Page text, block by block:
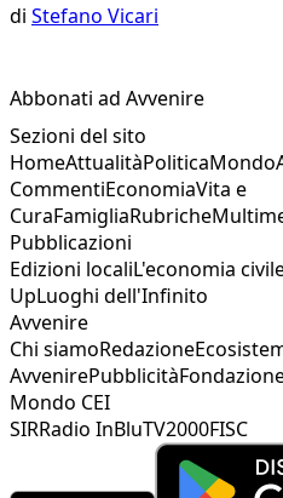
di Stefano Vicari
Abbonati ad Avvenire
Sezioni del sito
HomeAttualitàPoliticaMondo
CommentiEconomiaVita e
CuraFamigliaRubriche
Pubblicazioni
Edizioni localiL'economia
UpLuoghi dell'Infinito
Avvenire
Chi siamoRedazione
AvvenirePubblicità
Mondo CEI
SIRRadio InBluTV2000FISC